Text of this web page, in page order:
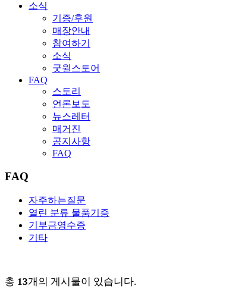
소식
기증/후원
매장안내
참여하기
소식
굿윌스토어
FAQ
스토리
언론보도
뉴스레터
매거진
공지사항
FAQ
FAQ
자주하는질문
열린 분류 물품기증
기부금영수증
기타
총 13개의 게시물이 있습니다.